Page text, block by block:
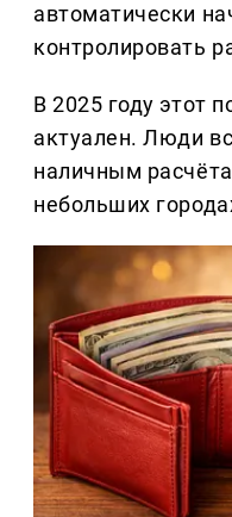
автоматически
контролировать
В 2025 году этот
актуален. Люди
наличным
небольших